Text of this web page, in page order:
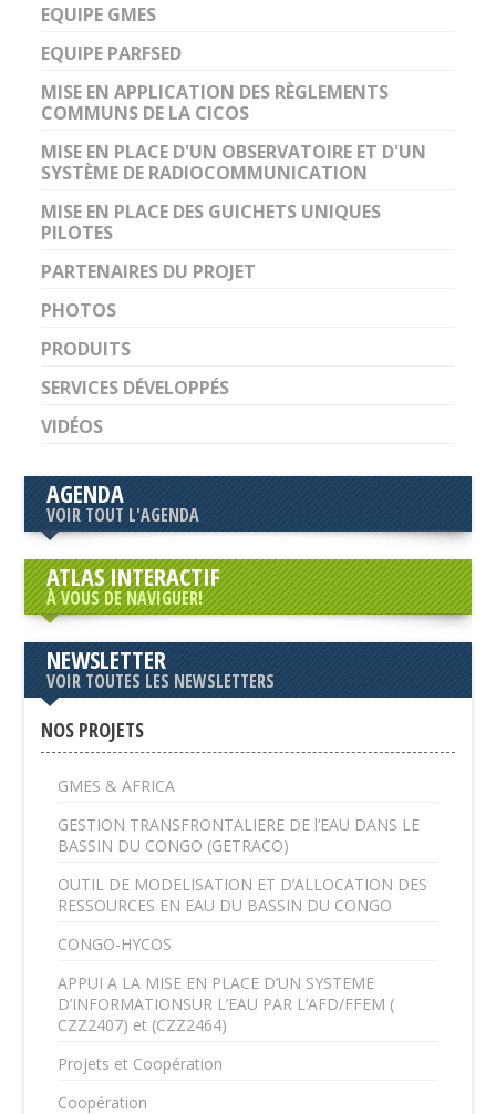
EQUIPE GMES
EQUIPE PARFSED
MISE EN APPLICATION DES RÈGLEMENTS
COMMUNS DE LA CICOS
MISE EN PLACE D'UN OBSERVATOIRE ET D'UN
SYSTÈME DE RADIOCOMMUNICATION
MISE EN PLACE DES GUICHETS UNIQUES
PILOTES
PARTENAIRES DU PROJET
PHOTOS
PRODUITS
SERVICES DÉVELOPPÉS
VIDÉOS
AGENDA
VOIR TOUT L'AGENDA
ATLAS INTERACTIF
À VOUS DE NAVIGUER!
NEWSLETTER
VOIR TOUTES LES NEWSLETTERS
NOS PROJETS
GMES & AFRICA
GESTION TRANSFRONTALIERE DE l’EAU DANS LE
BASSIN DU CONGO (GETRACO)
OUTIL DE MODELISATION ET D’ALLOCATION DES
RESSOURCES EN EAU DU BASSIN DU CONGO
CONGO-HYCOS
APPUI A LA MISE EN PLACE D’UN SYSTEME
D’INFORMATIONSUR L’EAU PAR L’AFD/FFEM (
CZZ2407) et (CZZ2464)
Projets et Coopération
Coopération